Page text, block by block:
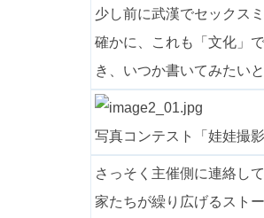
少し前に武漢でセックス
確かに、これも「文化」
き、いつか書いてみたい
写真コンテスト「娃娃撮影
さっそく主催側に連絡し
家たちが繰り広げるスト